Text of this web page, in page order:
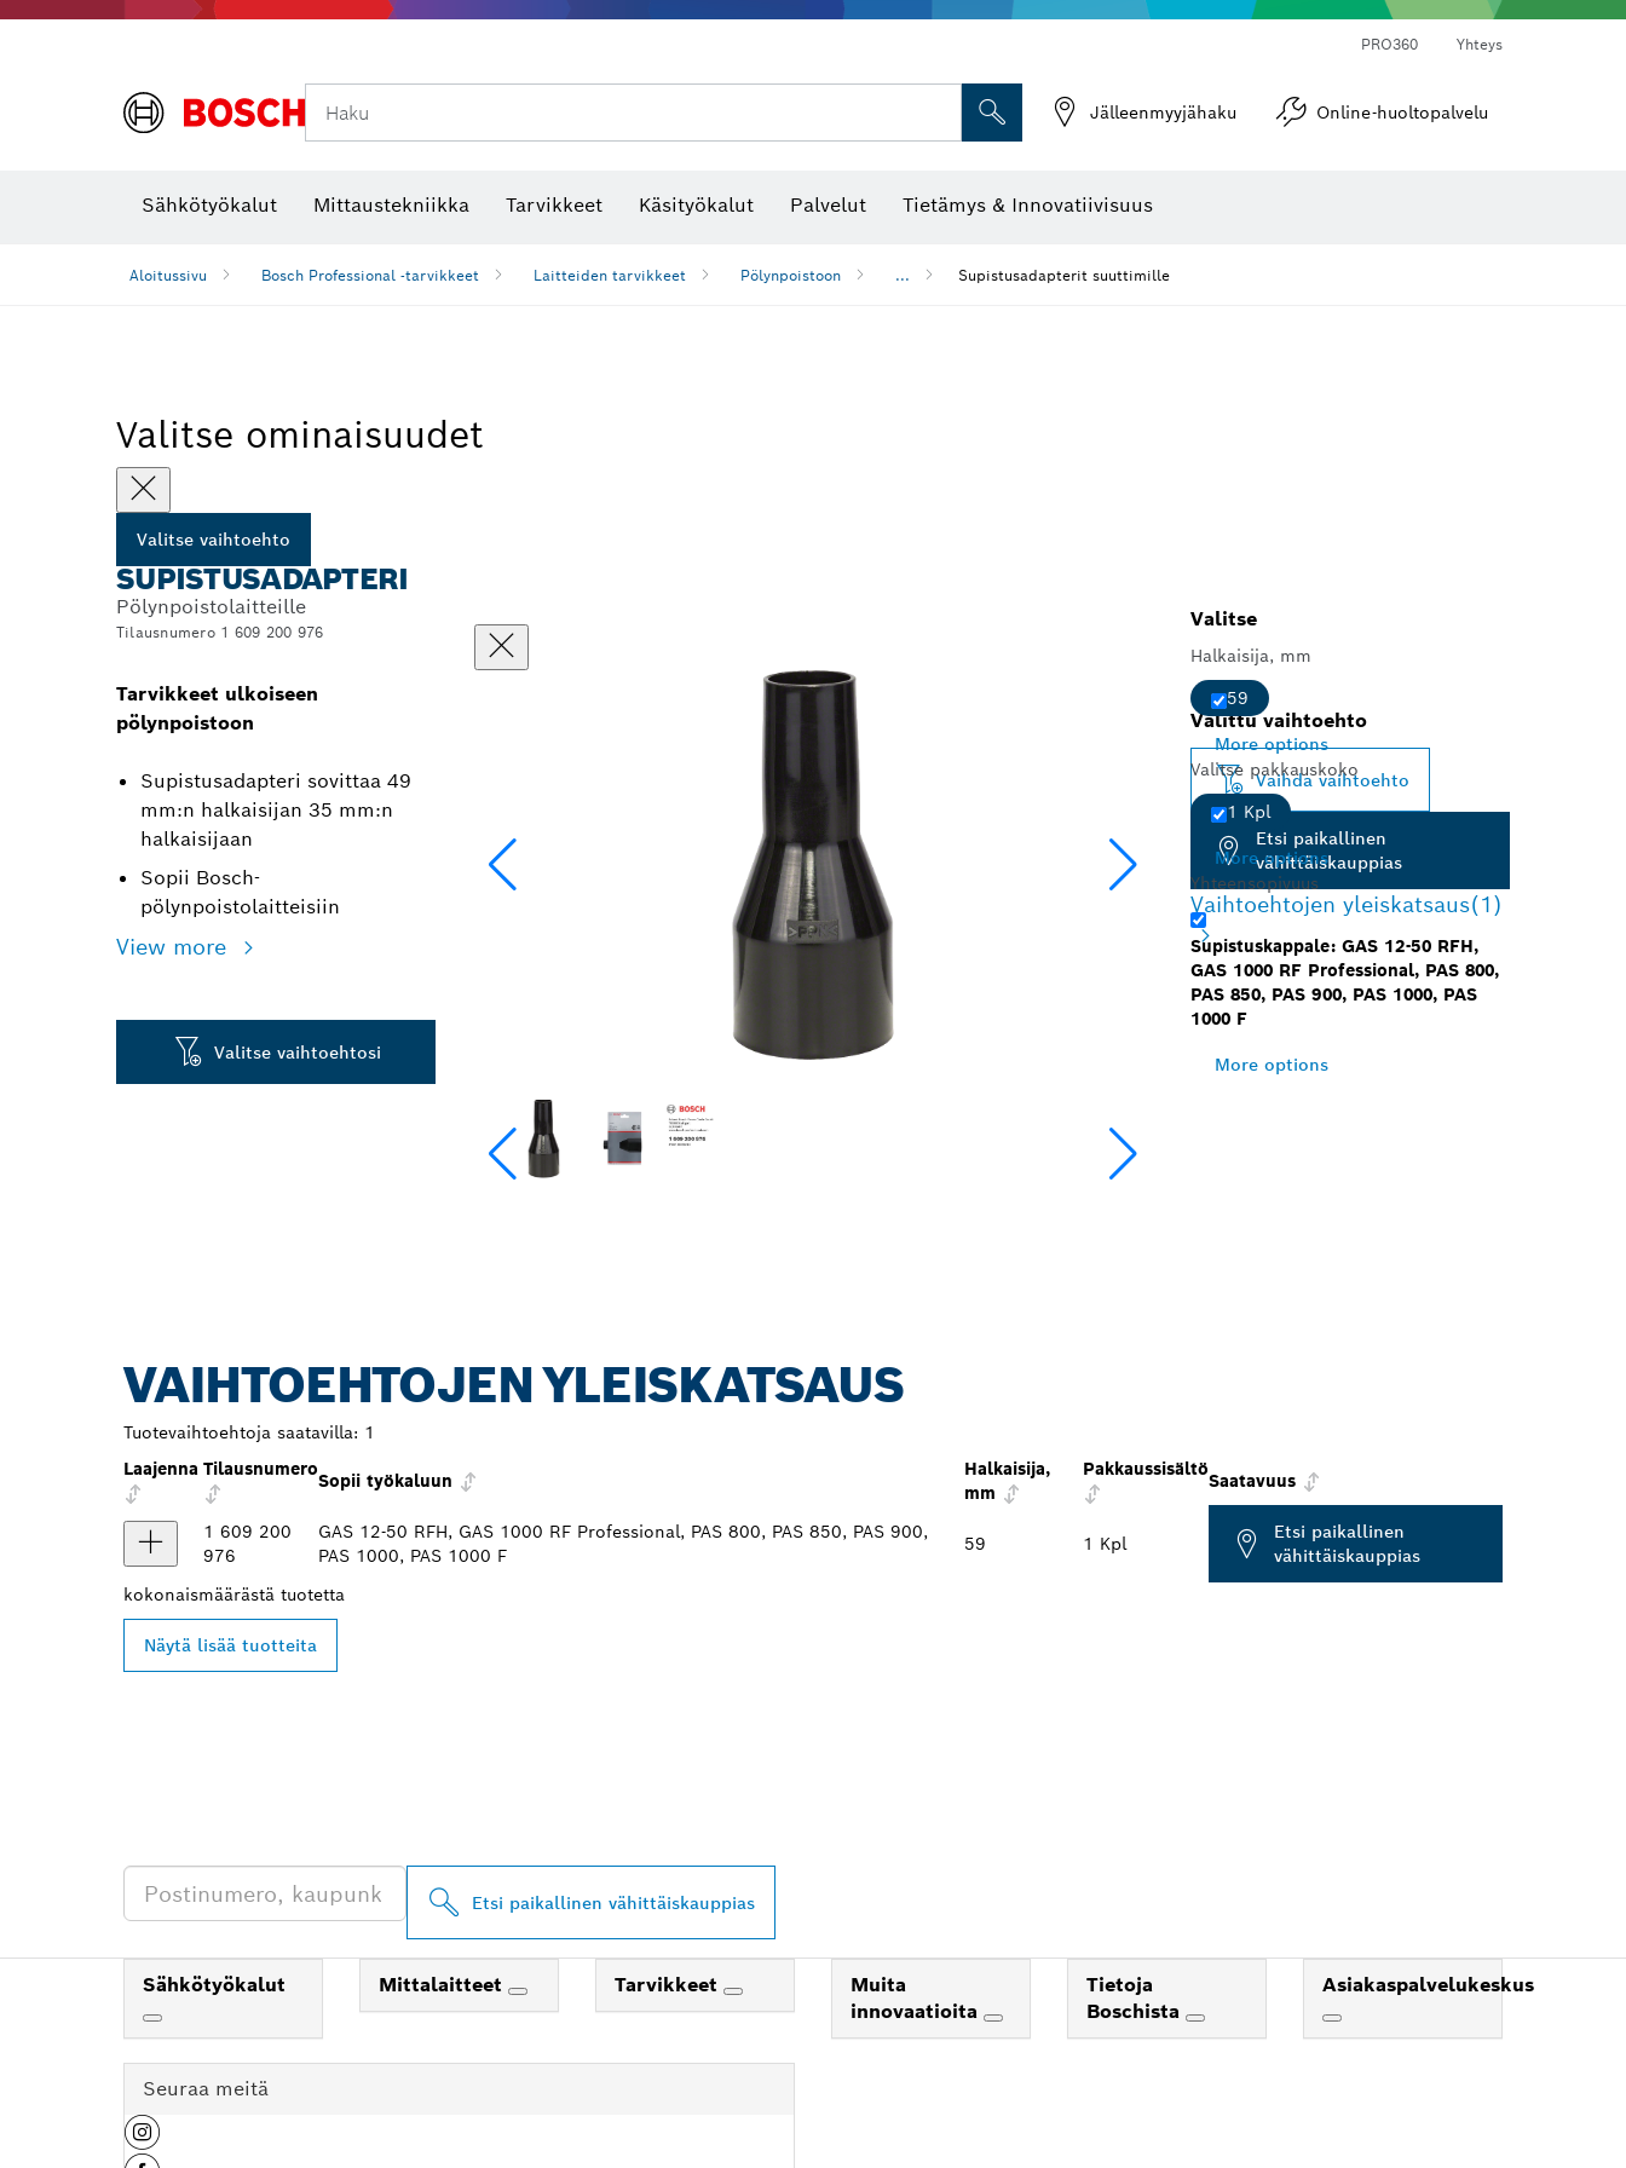
PRO360 Yhteys
Haku Jälleenmyyjähaku Online-huoltopalvelu
Sähkötyökalut Mittaustekniikka Tarvikkeet Käsityökalut Palvelut Tietämys & Innovatiivisuus
Aloitussivu Bosch Professional -tarvikkeet Laitteiden tarvikkeet Pölynpoistoon ... Supistusadapterit suuttimille
Valitse ominaisuudet
Valitse vaihtoehto
SUPISTUSADAPTERI
Pölynpoistolaitteille
Tilausnumero 1 609 200 976
Tarvikkeet ulkoiseen
pölynpoistoon
Supistusadapteri sovittaa 49
mm:n halkaisijan 35 mm:n
halkaisijaan
Sopii Bosch-
pölynpoistolaitteisiin
View more
Valitse vaihtoehtosi
Valitse
Halkaisija, mm
59
More options
Valitse pakkauskoko
1 Kpl
More options
Yhteensopivuus
Supistuskappale: GAS 12-50 RFH,
GAS 1000 RF Professional, PAS 800,
PAS 850, PAS 900, PAS 1000, PAS
1000 F
More options
Valittu vaihtoehto
Vaihda vaihtoehto
Etsi paikallinen
vähittäiskauppias
Vaihtoehtojen yleiskatsaus(1)
VAIHTOEHTOJEN YLEISKATSAUS
Tuotevaihtoehtoja saatavilla: 1
Laajenna Tilausnumero
Sopii työkaluun
Halkaisija,
mm
Pakkaussisältö
Saatavuus
1 609 200
976
GAS 12-50 RFH, GAS 1000 RF Professional, PAS 800, PAS 850, PAS 900,
PAS 1000, PAS 1000 F
59 1 Kpl
Etsi paikallinen
vähittäiskauppias
kokonaismäärästä tuotetta
Näytä lisää tuotteita
Etsi paikallinen vähittäiskauppias
Sähkötyökalut Mittalaitteet Tarvikkeet
Muita
innovaatioita
Tietoja
Boschista
Asiakaspalvelukeskus
Seuraa meitä